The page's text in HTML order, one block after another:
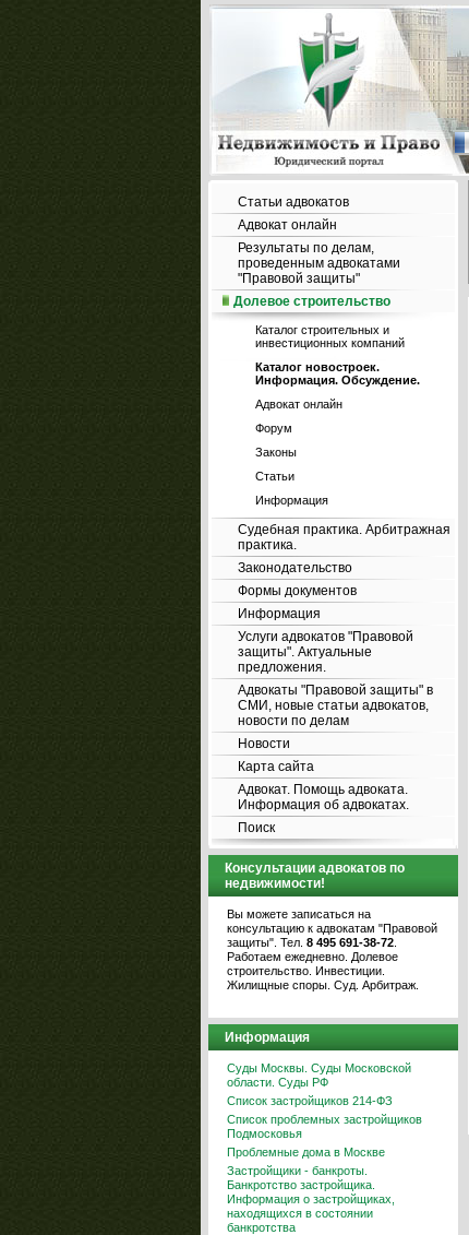
Статьи адвокатов
Адвокат онлайн
Результаты по делам,
проведенным адвокатами
"Правовой защиты"
Долевое строительство
Каталог строительных и
инвестиционных компаний
Каталог новостроек.
Информация. Обсуждение.
Адвокат онлайн
Форум
Законы
Статьи
Информация
Судебная практика. Арбитражная
практика.
Законодательство
Формы документов
Информация
Услуги адвокатов "Правовой
защиты". Актуальные
предложения.
Адвокаты "Правовой защиты" в
СМИ, новые статьи адвокатов,
новости по делам
Новости
Карта сайта
Адвокат. Помощь адвоката.
Информация об адвокатах.
Поиск
Консультации адвокатов по
недвижимости!
Вы можете записаться на
консультацию к адвокатам "Правовой
защиты". Тел. 8 495 691-38-72
Работаем ежедневно. Долевое
строительство. Инвестиции.
Жилищные споры. Суд. Арбитраж.
Информация
Суды Москвы. Суды Московской
области. Суды РФ
Список застройщиков 214-ФЗ
Список проблемных застройщиков
Подмосковья
Проблемные дома в Москве
Застройщики - банкроты.
Банкротство застройщика.
Информация о застройщиках,
находящихся в состоянии
банкротства